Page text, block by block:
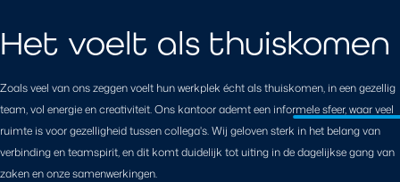
Het voelt als thuiskomen
Zoals veel van ons zeggen voelt hun werkplek écht als thuiskomen, in een gezellig
team, vol energie en creativiteit. Ons kantoor ademt een informele sfeer, waar veel
ruimte is voor gezelligheid tussen collega's. Wij geloven sterk in het belang van
verbinding en teamspirit, en dit komt duidelijk tot uiting in de dagelijkse gang van
zaken en onze samenwerkingen.